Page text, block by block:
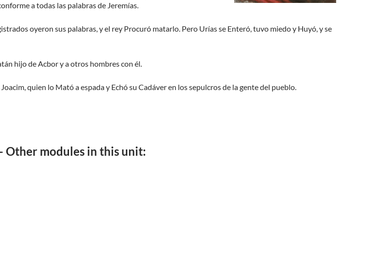
a todas las palabras de Jeremías.
oyeron sus palabras, y el rey Procuró matarlo. Pero Urías se Enteró, tuvo miedo y Huyó, y se
hijo de Acbor y a otros hombres con él.
quien lo Mató a espada y Echó su Cadáver en los sepulcros de la gente del pueblo.
Other modules in this unit: